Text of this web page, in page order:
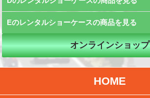
Eのレンタルショーケースの商品を見る
オンラインショップ
HOME